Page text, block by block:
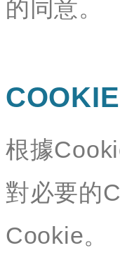
的同意。
根據
對必要的
Cookie。